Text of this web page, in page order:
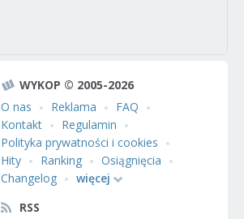
WYKOP © 2005-2026
O nas
Reklama
FAQ
Kontakt
Regulamin
Polityka prywatności i cookies
Hity
Ranking
Osiągnięcia
Changelog
więcej
RSS